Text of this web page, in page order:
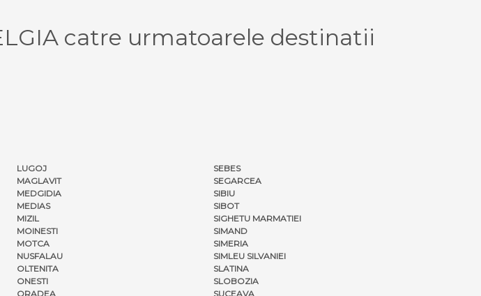
catre urmatoarele destinatii
LUGOJ
MAGLAVIT
MEDGIDIA
MEDIAS
MIZIL
MOINESTI
MOTCA
NUSFALAU
OLTENITA
ONESTI
ORADEA
SEBES
SEGARCEA
SIBIU
SIBOT
SIGHETU MARMATIEI
SIMAND
SIMERIA
SIMLEU SILVANIEI
SLATINA
SLOBOZIA
SUCEAVA